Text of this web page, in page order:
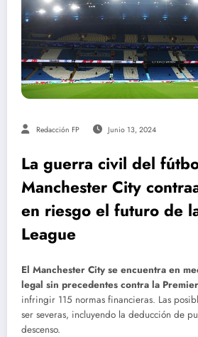
Redacción FP Junio 13, 2024
La guerra civil del
Manchester City
en riesgo el futuro de
League
El Manchester City se encuentra en
legal sin precedentes contra la
infringir 115 normas financieras. Las
ser severas, incluyendo la deducción de
descenso.